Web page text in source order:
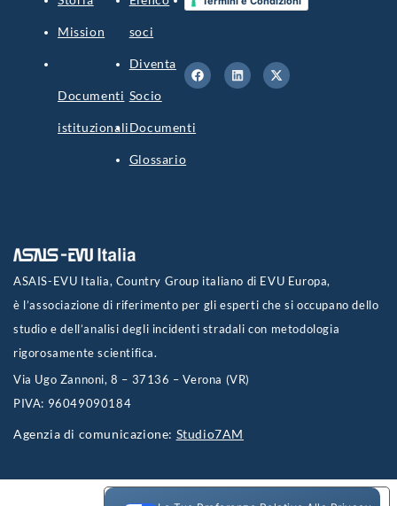
ASAIS-EVU Italia, Country Group italiano di EVU Europa,
è l’associazione di riferimento per gli esperti che si occupano dello
studio e dell’analisi degli incidenti stradali con metodologia
rigorosamente scientifica.
Via Ugo Zannoni, 8 – 37136 – Verona (VR)
PIVA: 96049090184
Agenzia di comunicazione: Studio7AM
Mission
Documenti
istituzionali
soci
Diventa
Socio
Documenti
Glossario